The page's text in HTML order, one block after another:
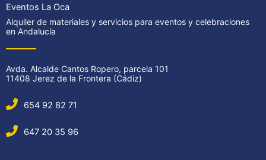
Eventos La Oca
Alquiler de materiales y servicios para eventos y celebraciones
en Andalucía
Avda. Alcalde Cantos Ropero, parcela 101
11408 Jerez de la Frontera (Cádiz)
654 92 82 71
647 20 35 96